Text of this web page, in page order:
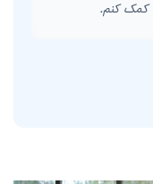
کمک کنم.